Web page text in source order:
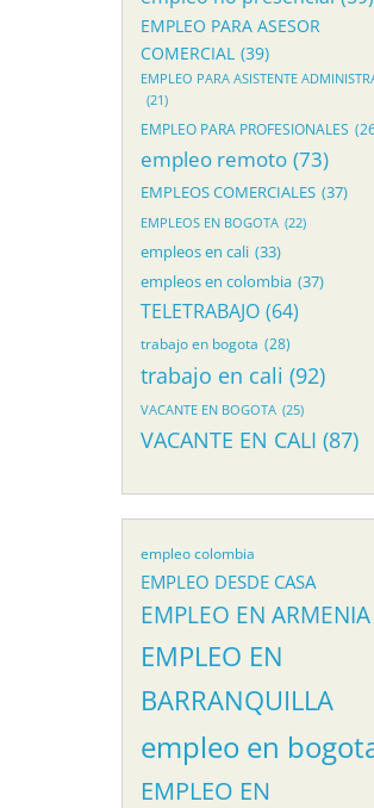
EN CALI
EN CALI Iniciamos nuevo proceso de
para secretaria en Cali. Para...
EMPLEO PARA ASESOR
COMERCIAL (39)
EMPLEO PARA ASISTENTE
(21)
EMPLEO PARA PROFESIONALES
empleo remoto (73)
EMPLEOS COMERCIALES (37)
EMPLEOS EN BOGOTA (22)
empleos en cali (33)
empleos en colombia (37)
TELETRABAJO (64)
trabajo en bogota (28)
trabajo en cali (92)
VACANTE EN BOGOTA (25)
VACANTE EN CALI (87)
empleo colombia
EMPLEO DESDE CASA
EMPLEO EN ARMENIA
EMPLEO EN
BARRANQUILLA
empleo en
EMPLEO EN